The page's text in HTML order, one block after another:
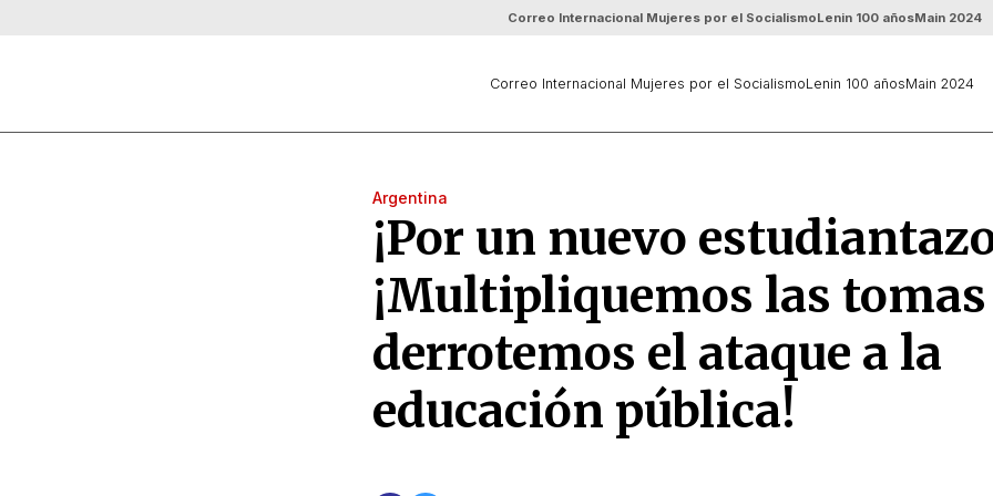
Correo Internacional Mujeres por el SocialismoLenin 100 añosMain 2024
Correo Internacional Mujeres por el SocialismoLenin 100 añosMain 2024
Argentina
¡Por un nuevo
¡Multipliquemos las
derrotemos el ataque a la
educación pública!